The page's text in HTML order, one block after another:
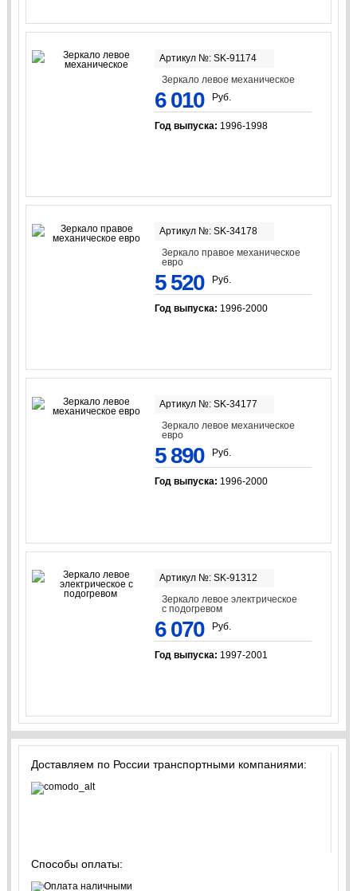
Артикул №: SK-91174
Зеркало левое механическое
6 010 Руб.
Год выпуска: 1996-1998
Артикул №: SK-34178
Зеркало правое механическое
евро
5 520 Руб.
Год выпуска: 1996-2000
Артикул №: SK-34177
Зеркало левое механическое
евро
5 890 Руб.
Год выпуска: 1996-2000
Артикул №: SK-91312
Зеркало левое электрическое
с подогревом
6 070 Руб.
Год выпуска: 1997-2001
Доставляем по России транспортными компаниями:
Способы оплаты: